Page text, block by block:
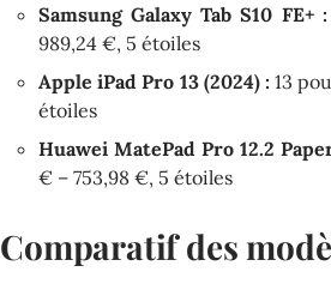
Samsung Galaxy Tab S10 FE+ :
989,24 €, 5 étoiles
Apple iPad Pro 13 (2024) : 13
étoiles
Huawei MatePad Pro 12.2
€ – 753,98 €, 5 étoiles
Comparatif des